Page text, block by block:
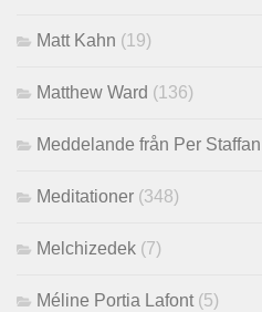
Matt Kahn (19)
Matthew Ward (136)
Meddelande från Per Staffan
Meditationer (348)
Melchizedek (7)
Méline Portia Lafont (5)